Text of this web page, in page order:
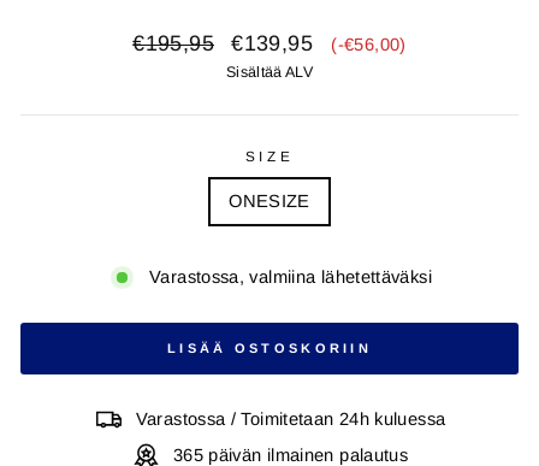
Alkuperäinen
€195,95 Alennushinta
€139,95 (-€56,00)
Sisältää ALV
SIZE
ONESIZE
Varastossa, valmiina lähetettäväksi
LISÄÄ OSTOSKORIIN
Varastossa / Toimitetaan 24h kuluessa
365 päivän ilmainen palautus